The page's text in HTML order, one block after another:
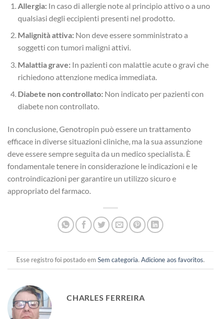
Allergia:In caso di allergie note al principio attivo o a uno
qualsiasi degli eccipienti presenti nel prodotto.
Malignità attiva:Non deve essere somministrato a
soggetti con tumori maligni attivi.
Malattia grave:In pazienti con malattie acute o gravi che
richiedono attenzione medica immediata.
Diabete non controllato:Non indicato per pazienti con
diabete non controllato.
In conclusione, Genotropin può essere un trattamento
efficace in diverse situazioni cliniche, ma la sua assunzione
deve essere sempre seguita da un medico specialista. È
fondamentale tenere in considerazione le indicazioni e le
controindicazioni per garantire un utilizzo sicuro e
appropriato del farmaco.
Esse registro foi postado em Sem categoria. Adicione aos favoritos.
CHARLES FERREIRA